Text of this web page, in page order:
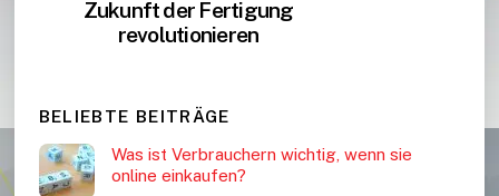
Zukunft der Fertigung
revolutionieren
BELIEBTE BEITRÄGE
Was ist Verbrauchern wichtig, wenn sie
online einkaufen?